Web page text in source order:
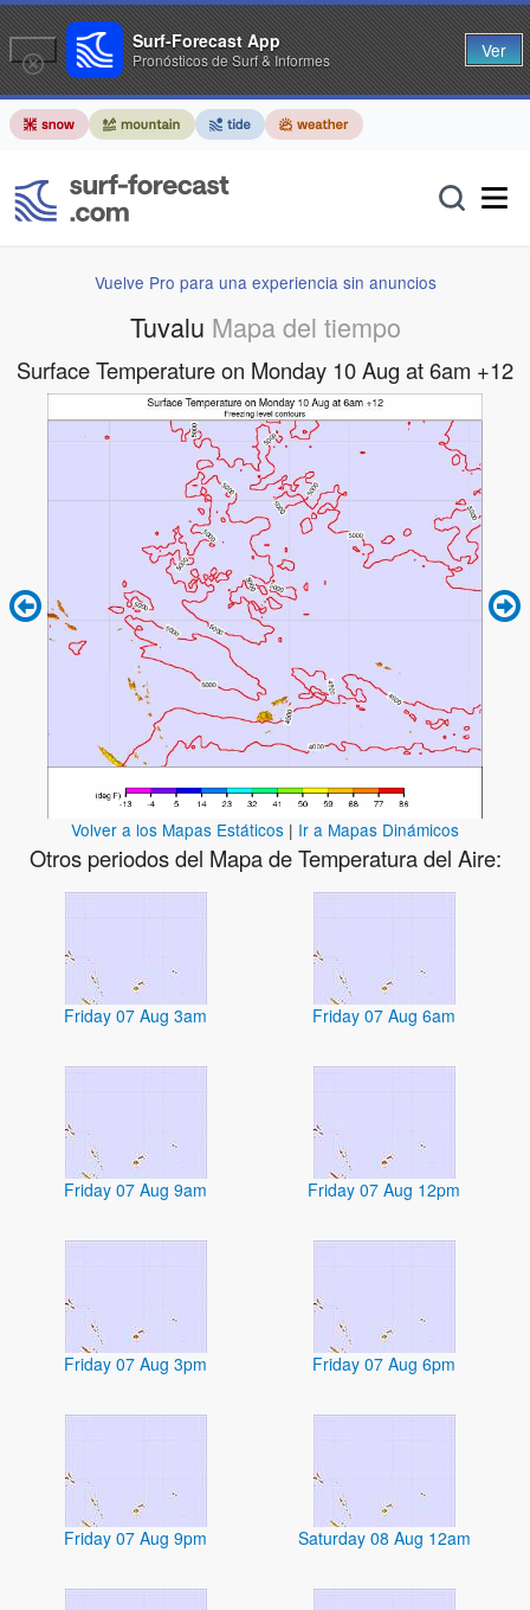
Vuelve Pro para una experiencia sin anuncios
Tuvalu Mapa del tiempo
Surface Temperature on Monday 10 Aug at 6am +12
Volver a los Mapas Estáticos | Ir a Mapas Dinámicos
Otros periodos del Mapa de Temperatura del Aire:
Friday 07 Aug 3am Friday 07 Aug 6am
Friday 07 Aug 9am Friday 07 Aug 12pm
Friday 07 Aug 3pm Friday 07 Aug 6pm
Friday 07 Aug 9pm Saturday 08 Aug 12am
Surf-Forecast App
Pronósticos de Surf & Informes Ver